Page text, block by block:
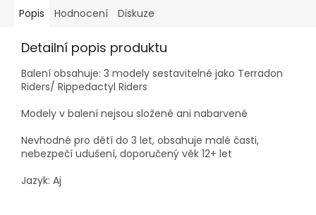
Popis Hodnocení Diskuze
Detailní popis produktu
Balení obsahuje: 3 modely sestavitelné jako Terradon
Riders/ Rippedactyl Riders
Modely v balení nejsou složené ani nabarvené
Nevhodné pro dětí do 3 let, obsahuje malé časti,
nebezpečí udušení, doporučený věk 12+ let
Jazyk: Aj